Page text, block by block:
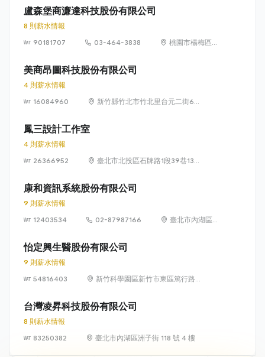
盧森堡商濂達科技股份有限公司
8 則薪水情報
90181707
03-464-3838
桃園市楊梅區高
美商昂圖科技股份有限公司
4 則薪水情報
16084960
新竹縣竹北市竹北里台元二街6號
鳳三設計工作室
4 則薪水情報
26366952
臺北市北投區石牌路1段39巷134
康和資訊系統股份有限公司
9 則薪水情報
12403534
02-87987166
臺北市內湖區瑞
怡定興生醫股份有限公司
9 則薪水情報
54816403
新竹科學園區新竹市東區篤行路6
台灣凌昇科技股份有限公司
8 則薪水情報
83250382
臺北市內湖區洲子街 118 號 4 樓